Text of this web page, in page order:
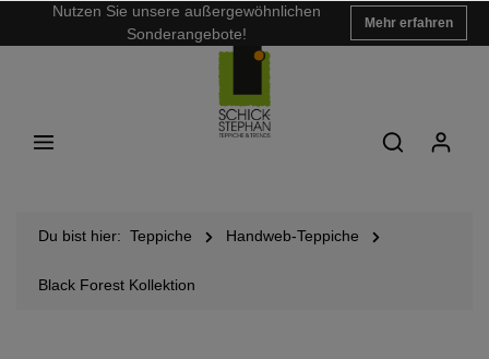
Nutzen Sie unsere außergewöhnlichen
Sonderangebote!
Mehr erfahren
Du bist hier: Teppiche Handweb-Teppiche
Black Forest Kollektion